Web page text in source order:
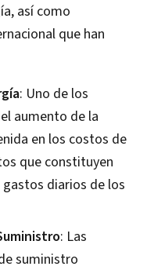
así como
que han
: Uno de los
aumento de la
en los costos de
que constituyen
diarios de los
: Las
suministro